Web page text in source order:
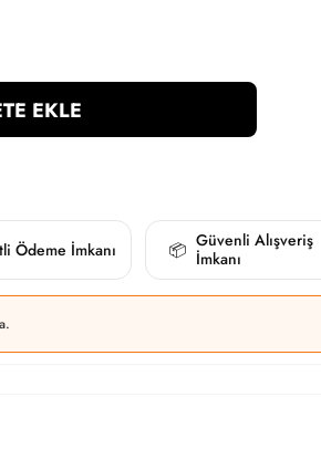
EKLE
Ödeme İmkanı 📦 Güvenli Alışveriş
İmkanı